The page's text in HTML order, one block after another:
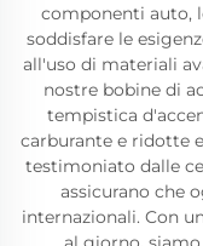
componenti auto,
soddisfare le
all'uso di materiali
nostre bobine di
tempistica
carburante e ridotte
testimoniato dalle
assicurano che
internazionali. Con